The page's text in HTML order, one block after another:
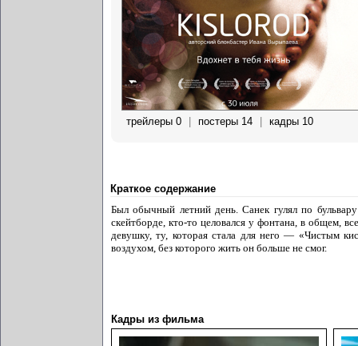
трейлеры 0 постеры 14 кадры 10
Краткое содержание
Был обычный летний день. Санек гулял по
скейтборде, кто-то целовался у фонтана, в общем,
девушку, ту, которая стала для него — «Чистым
воздухом, без которого жить он больше не смог.
Кадры из фильма